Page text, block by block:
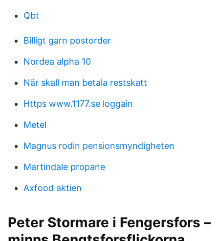
Qbt
Billigt garn postorder
Nordea alpha 10
När skall man betala restskatt
Https www.1177.se loggain
Metel
Magnus rodin pensionsmyndigheten
Martindale propane
Axfood aktien
Peter Stormare i Fengersfors –